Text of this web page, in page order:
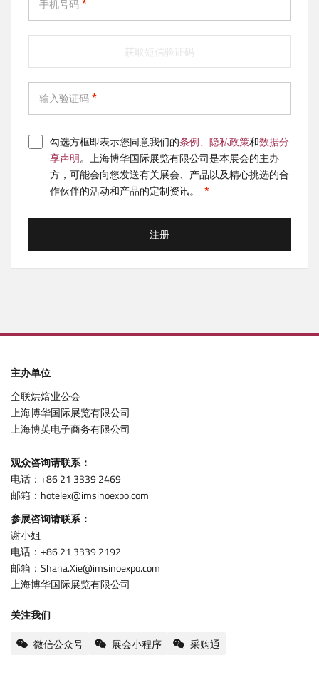
手机号码
输入验证码
获取短信验证码
勾选方框即表示您同意我们的条例、 隐私政策和数据分
享声明。上海博华国际展览有限公司是本展会的主办
方，可能会向您发送有关展会、产品以及精心挑选的合
作伙伴的活动和产品的定制资讯。
注册
主办单位
全联烘焙业公会
上海博华国际展览有限公司
上海博英电子商务有限公司
观众咨询请联系：
电话：+86 21 3339 2469
邮箱：hotelex@imsinoexpo.com
参展咨询请联系：
谢小姐
电话：+86 21 3339 2192
邮箱：Shana.Xie@imsinoexpo.com
上海博华国际展览有限公司
关注我们
微信公众号
展会小程序 采购通